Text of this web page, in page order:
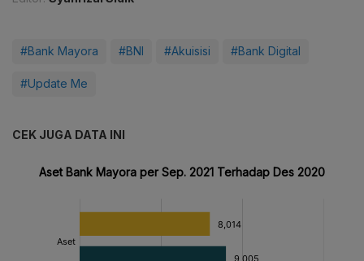
#Bank Mayora #BNI #Akuisisi #Bank Digital
#Update Me
CEK JUGA DATA INI